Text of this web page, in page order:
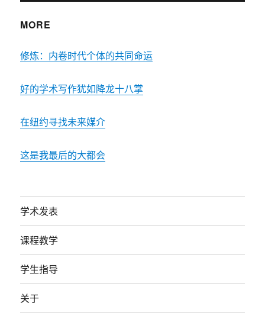
MORE
修炼：内卷时代个体的共同命运
好的学术写作犹如降龙十八掌
在纽约寻找未来媒介
这是我最后的大都会
学术发表
课程教学
学生指导
关于